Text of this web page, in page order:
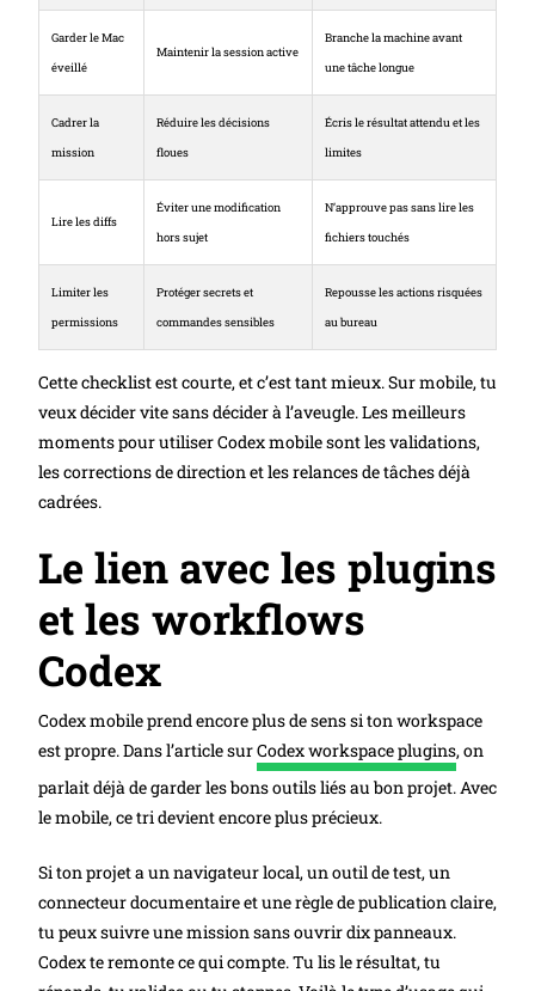
Garder le Mac
éveillé
Maintenir la session active
Branche la machine avant
une tâche longue
Cadrer la
mission
Réduire les décisions
floues
Écris le résultat attendu et les
limites
Lire les diffs
Éviter une modification
hors sujet
N’approuve pas sans lire les
fichiers touchés
Limiter les
permissions
Protéger secrets et
commandes sensibles
Repousse les actions risquées
au bureau
Cette checklist est courte, et c’est tant mieux. Sur mobile, tu
veux décider vite sans décider à l’aveugle. Les meilleurs
moments pour utiliser Codex mobile sont les validations,
les corrections de direction et les relances de tâches déjà
cadrées.
Le lien avec les plugins
et les workflows
Codex
Codex mobile prend encore plus de sens si ton workspace
est propre. Dans l’article surCodex workspace plugins, on
parlait déjà de garder les bons outils liés au bon projet. Avec
le mobile, ce tri devient encore plus précieux.
Si ton projet a un navigateur local, un outil de test, un
connecteur documentaire et une règle de publication claire,
tu peux suivre une mission sans ouvrir dix panneaux.
Codex te remonte ce qui compte. Tu lis le résultat, tu